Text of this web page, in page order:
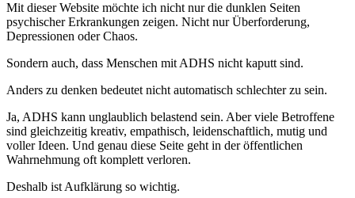
Mit dieser Website möchte ich nicht nur die dunklen Seiten
psychischer Erkrankungen zeigen. Nicht nur Überforderung,
Depressionen oder Chaos.
Sondern auch, dass Menschen mit ADHS nicht kaputt sind.
Anders zu denken bedeutet nicht automatisch schlechter zu sein.
Ja, ADHS kann unglaublich belastend sein. Aber viele Betroffene
sind gleichzeitig kreativ, empathisch, leidenschaftlich, mutig und
voller Ideen. Und genau diese Seite geht in der öffentlichen
Wahrnehmung oft komplett verloren.
Deshalb ist Aufklärung so wichtig.